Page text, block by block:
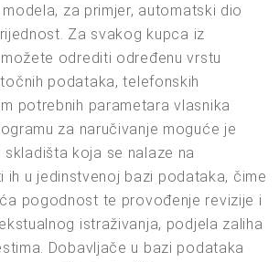
za primjer, automatski dio
Za svakog kupca iz
odrediti određenu vrstu
podataka, telefonskih
potrebnih parametara vlasnika
za naručivanje moguće je
koja se nalaze na
ih u jedinstvenoj bazi podataka, čime
pogodnost te provođenje revizije i
istraživanja, podjela zaliha
Dobavljače u bazi podataka